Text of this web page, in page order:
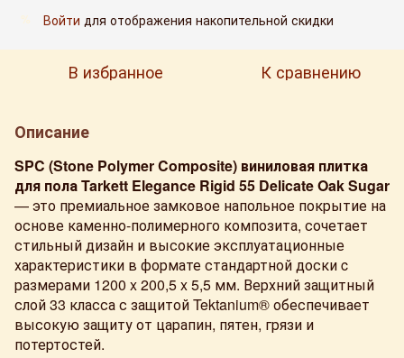
% Войти для отображения накопительной скидки
В избранное К сравнению
Описание
SPC (Stone Polymer Composite) виниловая плитка
для пола Tarkett Elegance Rigid 55 Delicate Oak Sugar
— это премиальное замковое напольное покрытие на
основе каменно-полимерного композита, сочетает
стильный дизайн и высокие эксплуатационные
характеристики в формате стандартной доски c
размерами 1200 x 200,5 x 5,5 мм. Верхний защитный
слой 33 класса с защитой Tektanium® обеспечивает
высокую защиту от царапин, пятен, грязи и
потертостей.